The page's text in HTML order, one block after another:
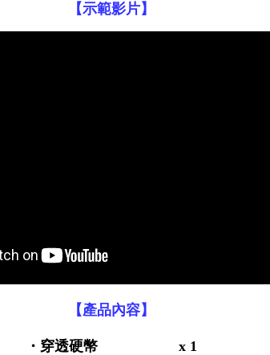
【示範影片】
【產品內容】
・穿透硬幣 x 1